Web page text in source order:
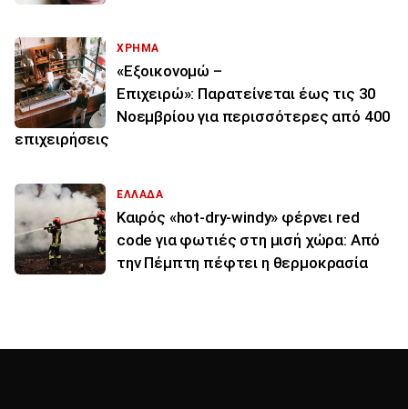
ΧΡΗΜΑ
«Εξοικονομώ –
Επιχειρώ»: Παρατείνεται έως τις 30
Νοεμβρίου για περισσότερες από 400
επιχειρήσεις
ΕΛΛΑΔΑ
Καιρός «hot-dry-windy» φέρνει red
code για φωτιές στη μισή χώρα: Από
την Πέμπτη πέφτει η θερμοκρασία